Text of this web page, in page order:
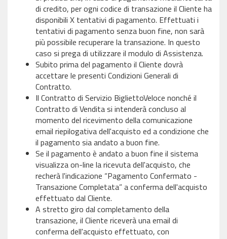
di credito, per ogni codice di transazione il Cliente ha
disponibili X tentativi di pagamento. Effettuati i
tentativi di pagamento senza buon fine, non sarà
più possibile recuperare la transazione. In questo
caso si prega di utilizzare il modulo di Assistenza.
Subito prima del pagamento il Cliente dovrà
accettare le presenti Condizioni Generali di
Contratto.
Il Contratto di Servizio BigliettoVeloce nonché il
Contratto di Vendita si intenderà concluso al
momento del ricevimento della comunicazione
email riepilogativa dell'acquisto ed a condizione che
il pagamento sia andato a buon fine.
Se il pagamento è andato a buon fine il sistema
visualizza on-line la ricevuta dell'acquisto, che
recherà l'indicazione “Pagamento Confermato -
Transazione Completata” a conferma dell'acquisto
effettuato dal Cliente.
A stretto giro dal completamento della
transazione, il Cliente riceverà una email di
conferma dell'acquisto effettuato, con